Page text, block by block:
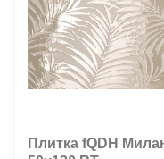
Плитка fQDH